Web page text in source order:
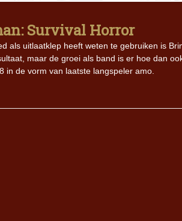
Survival Horror
als uitlaatklep heeft weten te gebruiken is
maar de groei als band is er hoe dan
in de vorm van laatste langspeler amo.